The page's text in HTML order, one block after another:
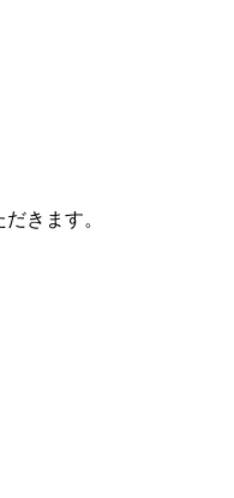
きます。